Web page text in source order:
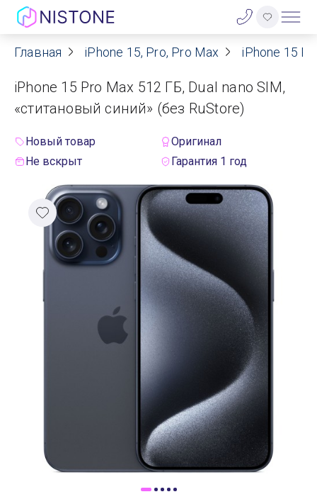
Акции
О нас
Договор оферты
Реквизиты
Контакты
Главная iPhone 15, Pro, Pro Max iPhone 15
iPhone 15 Pro Max 512 ГБ, Dual nano SIM,
«ститановый синий» (без RuStore)
Новый товар
Оригинал
Не вскрыт
Гарантия 1 год